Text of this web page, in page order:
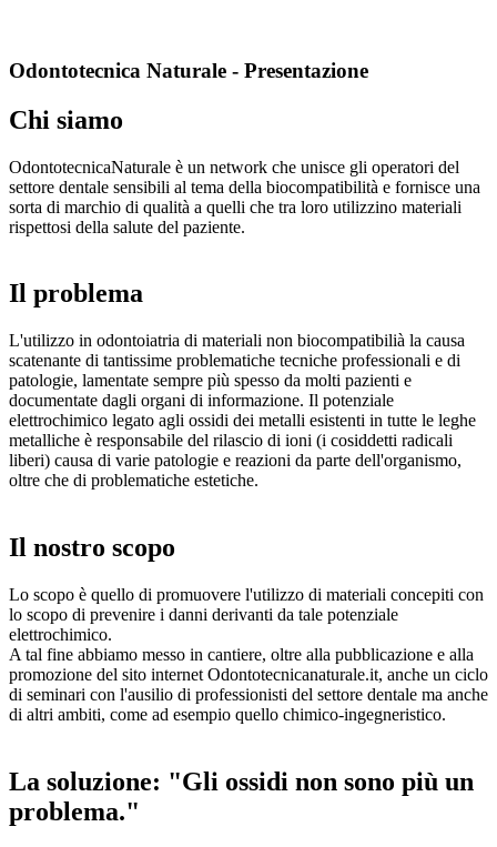
Odontotecnica Naturale - Presentazione
Chi siamo
OdontotecnicaNaturale è un network che unisce gli operatori del
settore dentale sensibili al tema della biocompatibilità e fornisce una
sorta di marchio di qualità a quelli che tra loro utilizzino materiali
rispettosi della salute del paziente.
Il problema
L'utilizzo in odontoiatria di materiali non biocompatibilià la causa
scatenante di tantissime problematiche tecniche professionali e di
patologie, lamentate sempre più spesso da molti pazienti e
documentate dagli organi di informazione. Il potenziale
elettrochimico legato agli ossidi dei metalli esistenti in tutte le leghe
metalliche è responsabile del rilascio di ioni (i cosiddetti radicali
liberi) causa di varie patologie e reazioni da parte dell'organismo,
oltre che di problematiche estetiche.
Il nostro scopo
Lo scopo è quello di promuovere l'utilizzo di materiali concepiti con
lo scopo di prevenire i danni derivanti da tale potenziale
elettrochimico.
A tal fine abbiamo messo in cantiere, oltre alla pubblicazione e alla
promozione del sito internet Odontotecnicanaturale.it, anche un ciclo
di seminari con l'ausilio di professionisti del settore dentale ma anche
di altri ambiti, come ad esempio quello chimico-ingegneristico.
La soluzione: "Gli ossidi non sono più un
problema."